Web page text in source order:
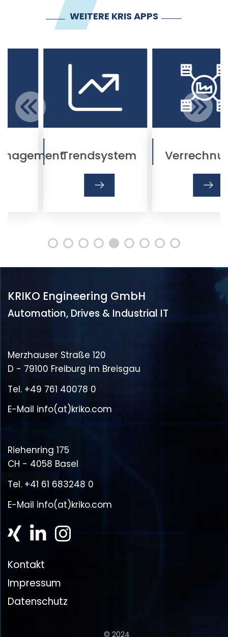
WEITERE KRIS APPS
Trendsystem
KRIKO Engineering GmbH
Automation, Drives & Industrial IT
Merzhauser Straße 120
D - 79100 Freiburg im Breisgau
Tel. +49 761 40078 0
E-Mail info(at)kriko.com
Riehenring 175
CH - 4058 Basel
Tel. +41 61 683248 0
E-Mail info(at)kriko.com
Kontakt
Impressum
Datenschutz
© 2024